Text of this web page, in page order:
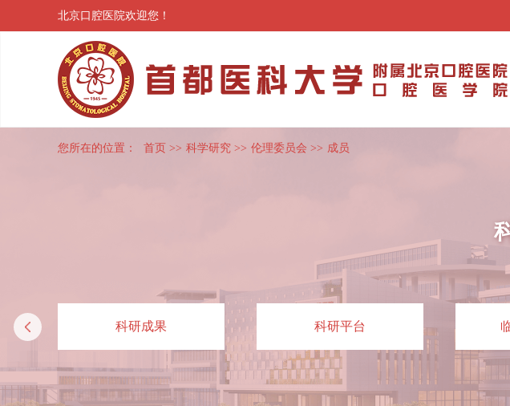
北京口腔医院欢迎您！
您所在的位置： 首页 >> 科学研究 >> 伦理委员会 >> 成员
科研成果 科研平台